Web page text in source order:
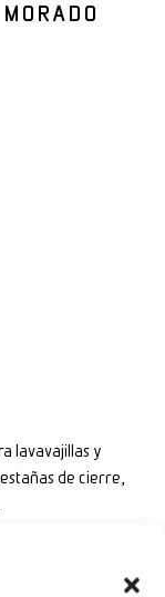
lavavajillas y
de cierre,